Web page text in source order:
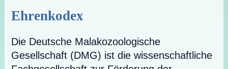
Ehrenkodex
Die Deutsche Malakozoologische
Gesellschaft (DMG) ist die wissenschaftliche